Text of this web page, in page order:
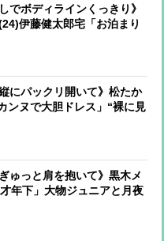
でボディラインくっきり》
伊藤健太郎宅「お泊まり
ァン熱視線「Z世代のファ
縦にパックリ開いて》松たか
ンヌで大胆ドレス」“裸に見
続くなか「圧巻の気品」
ぎゅっと肩を抱いて》黒木メ
年下」大物ジュニアと月夜
ブすぎる一瞬」元夫・赤西